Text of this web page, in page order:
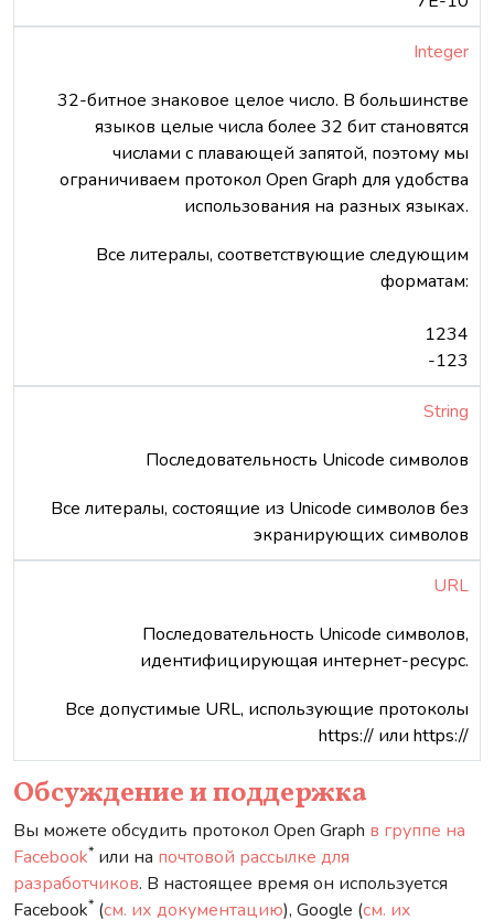
Integer
32-битное знаковое целое число. В большинстве
языков целые числа более 32 бит становятся
числами с плавающей запятой, поэтому мы
ограничиваем протокол Open Graph для удобства
использования на разных языках.
Все литералы, соответствующие следующим
форматам:
1234
-123
String
Последовательность Unicode символов
Все литералы, состоящие из Unicode символов без
экранирующих символов
URL
Последовательность Unicode символов,
идентифицирующая интернет-ресурс.
Все допустимые URL, использующие протоколы
https:// или https://
Обсуждение и поддержка
Вы можете обсудить протокол Open Graph в группе на
Facebook* или на почтовой рассылке для
разработчиков. В настоящее время он используется
Facebook* (см. их документацию), Google (см. их